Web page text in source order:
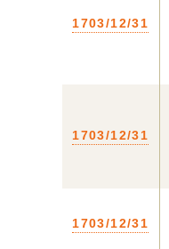
1703/12/31
1703/12/31
1703/12/31